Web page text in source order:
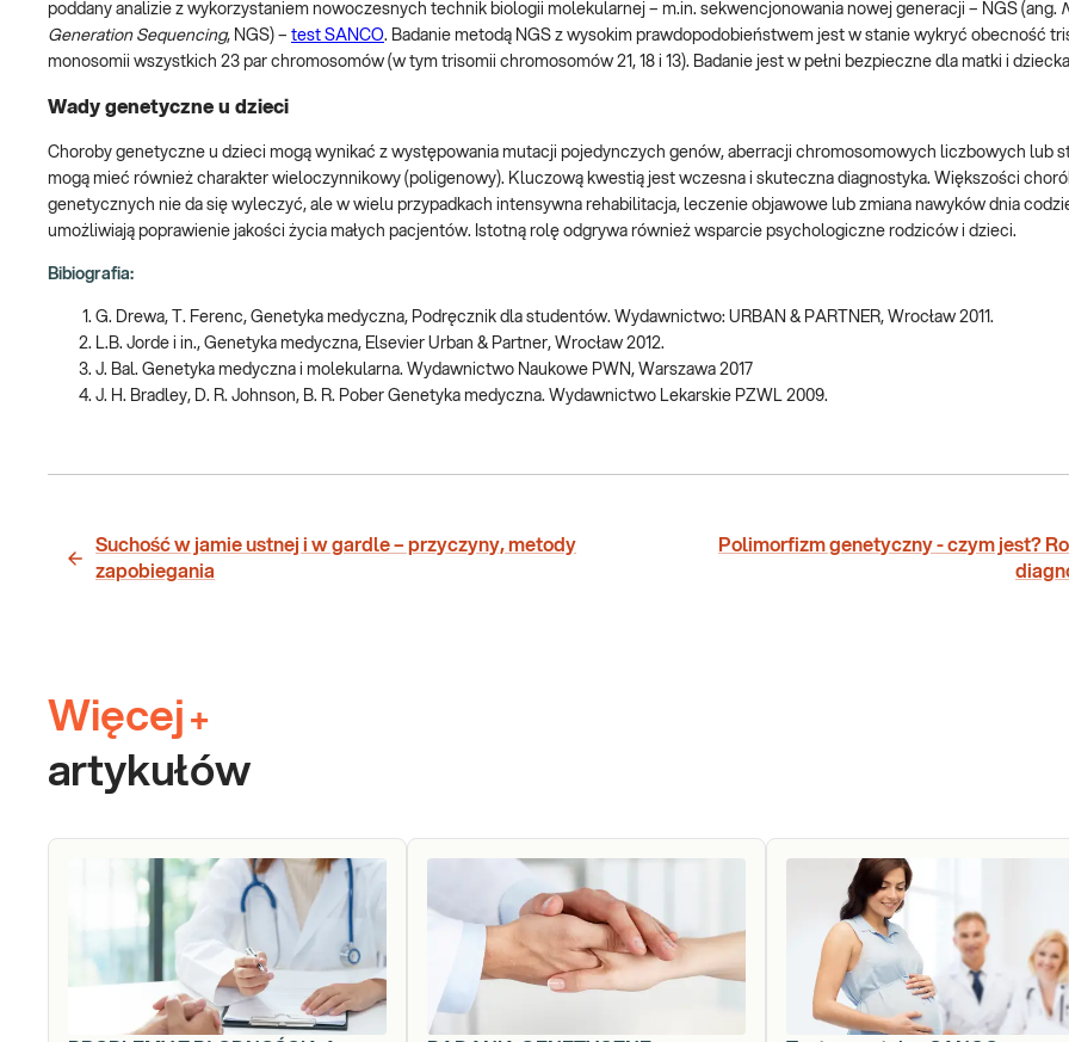
poddany analizie z wykorzystaniem nowoczesnych technik biologii molekularnej – m.in. sekwencjonowania nowej generacji – NGS (ang.
Generation Sequencing, NGS) – test SANCO. Badanie metodą NGS z wysokim prawdopodobieństwem jest w stanie wykryć obecność
monosomii wszystkich 23 par chromosomów (w tym trisomii chromosomów 21, 18 i 13). Badanie jest w pełni bezpieczne dla matki i
Wady genetyczne u dzieci
Choroby genetyczne u dzieci mogą wynikać z występowania mutacji pojedynczych genów, aberracji chromosomowych liczbowych lub
mogą mieć również charakter wieloczynnikowy (poligenowy). Kluczową kwestią jest wczesna i skuteczna diagnostyka. Większości
genetycznych nie da się wyleczyć, ale w wielu przypadkach intensywna rehabilitacja, leczenie objawowe lub zmiana nawyków dnia
umożliwiają poprawienie jakości życia małych pacjentów. Istotną rolę odgrywa również wsparcie psychologiczne rodziców i dzieci.
Bibiografia:
G. Drewa, T. Ferenc, Genetyka medyczna, Podręcznik dla studentów. Wydawnictwo: URBAN & PARTNER, Wrocław 2011.
L.B. Jorde i in., Genetyka medyczna, Elsevier Urban & Partner, Wrocław 2012.
J. Bal. Genetyka medyczna i molekularna. Wydawnictwo Naukowe PWN, Warszawa 2017
J. H. Bradley, D. R. Johnson, B. R. Pober Genetyka medyczna. Wydawnictwo Lekarskie PZWL 2009.
Suchość w jamie ustnej i w gardle – przyczyny, metody
zapobiegania
Polimorfizm genetyczny - czym jest?
Więcej +
artykułów